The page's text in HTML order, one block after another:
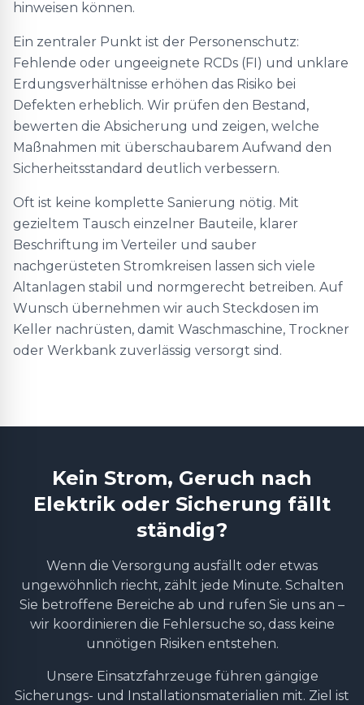
hinweisen können.
Ein zentraler Punkt ist der Personenschutz:
Fehlende oder ungeeignete RCDs (FI) und unklare
Erdungsverhältnisse erhöhen das Risiko bei
Defekten erheblich. Wir prüfen den Bestand,
bewerten die Absicherung und zeigen, welche
Maßnahmen mit überschaubarem Aufwand den
Sicherheitsstandard deutlich verbessern.
Oft ist keine komplette Sanierung nötig. Mit
gezieltem Tausch einzelner Bauteile, klarer
Beschriftung im Verteiler und sauber
nachgerüsteten Stromkreisen lassen sich viele
Altanlagen stabil und normgerecht betreiben. Auf
Wunsch übernehmen wir auch Steckdosen im
Keller nachrüsten, damit Waschmaschine, Trockner
oder Werkbank zuverlässig versorgt sind.
Kein Strom, Geruch nach
Elektrik oder Sicherung fällt
ständig?
Wenn die Versorgung ausfällt oder etwas
ungewöhnlich riecht, zählt jede Minute. Schalten
Sie betroffene Bereiche ab und rufen Sie uns an –
wir koordinieren die Fehlersuche so, dass keine
unnötigen Risiken entstehen.
Unsere Einsatzfahrzeuge führen gängige
Sicherungs- und Installationsmaterialien mit. Ziel ist